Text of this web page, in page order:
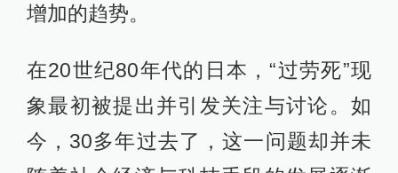
增加的趋势。
在20世纪80年代的日本，“过劳死”现
象最初被提出并引发关注与讨论。如
今，30多年过去了，这一问题却并未